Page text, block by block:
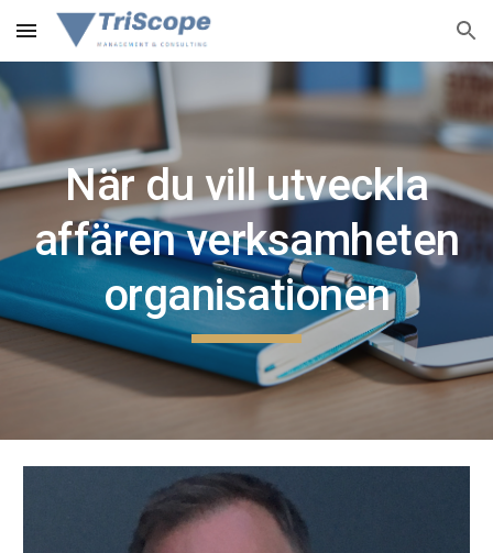
Skip to main content Skip to navigation
När du vill utveckla
affären verksamheten
organisationen